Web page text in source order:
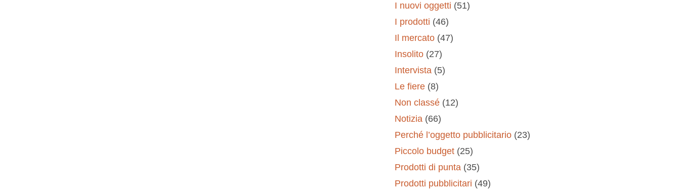
I nuovi oggetti (51)
I prodotti (46)
Il mercato (47)
Insolito (27)
Intervista (5)
Le fiere (8)
Non classé (12)
Notizia (66)
Perché l’oggetto pubblicitario (23)
Piccolo budget (25)
Prodotti di punta (35)
Prodotti pubblicitari (49)